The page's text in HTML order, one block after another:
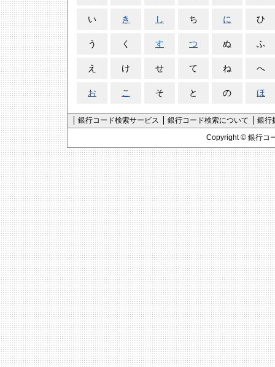
い き し ち に ひ
う く す つ ぬ ふ
え け せ て ね へ
お こ そ と の ほ
銀行コード検索サービス 銀行コード検索について
銀行
Copyright © 銀行コ